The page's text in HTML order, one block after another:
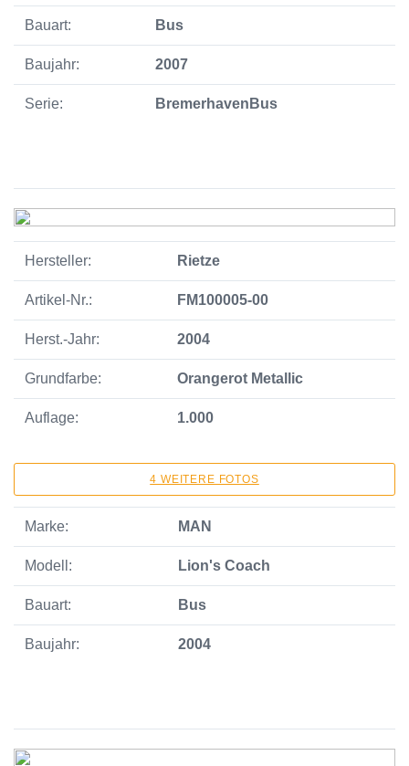
Bauart: Bus
Baujahr: 2007
Serie: BremerhavenBus
Hersteller: Rietze
Artikel-Nr.: FM100005-00
Herst.-Jahr: 2004
Grundfarbe: Orangerot Metallic
Auflage: 1.000
4 WEITERE FOTOS
Marke: MAN
Modell: Lion's Coach
Bauart: Bus
Baujahr: 2004